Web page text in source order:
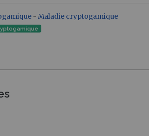
- Maladie cryptogamique